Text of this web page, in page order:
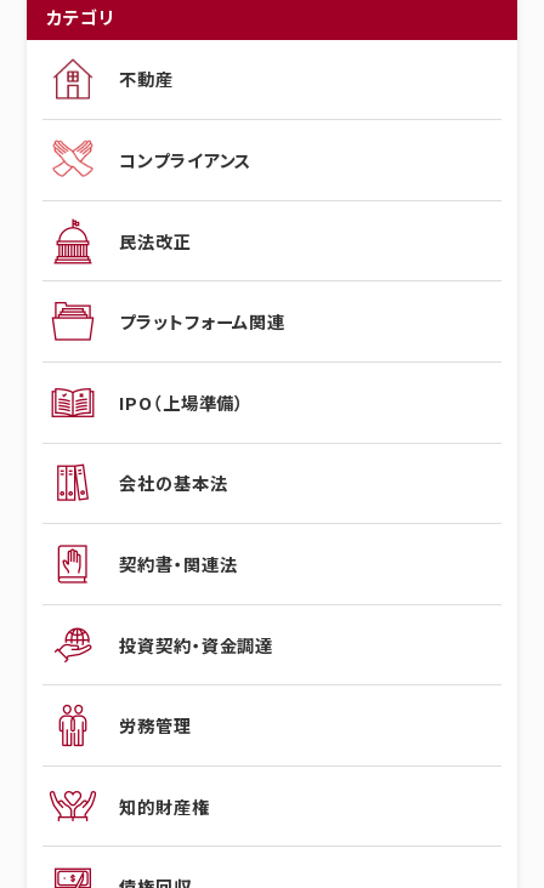
カテゴリ
不動産
コンプライアンス
民法改正
プラットフォーム関連
IPO（上場準備）
会社の基本法
契約書・関連法
投資契約・資金調達
労務管理
知的財産権